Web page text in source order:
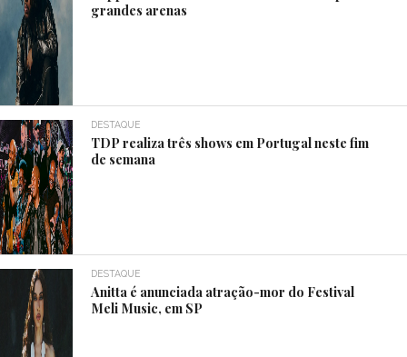
grandes arenas
DESTAQUE
TDP realiza três shows em Portugal neste fim
de semana
DESTAQUE
Anitta é anunciada atração-mor do Festival
Meli Music, em SP